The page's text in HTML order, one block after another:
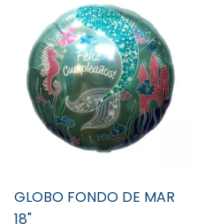
GLOBO FONDO DE MAR
18"